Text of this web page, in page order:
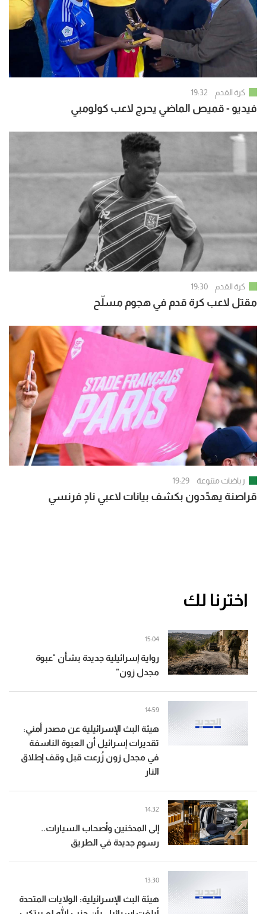
كرة القدم 19:32
فيديو - قميص الماضي يحرج لاعب كولومبي
كرة القدم 19:30
مقتل لاعب كرة قدم في هجوم مسلّح
رياضات متنوعة 19:29
قراصنة يهدّدون بكشف بيانات لاعبي نادٍ فرنسي
اخترنا لك
رواية إسرائيلية جديدة بشأن "عبوة
مجدل زون"
15:04
هيئة البث الإسرائيلية عن مصدر أمني:
تقديرات إسرائيل أن العبوة الناسفة
في مجدل زون زُرعت قبل وقف إطلاق
النار
14:59
إلى المدخنين وأصحاب السيارات..
رسوم جديدة في الطريق
14:32
هيئة البث الإسرائيلية: الولايات المتحدة
13:30